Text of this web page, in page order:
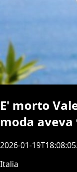
E' morto
moda aveva
2026-01-
Italia